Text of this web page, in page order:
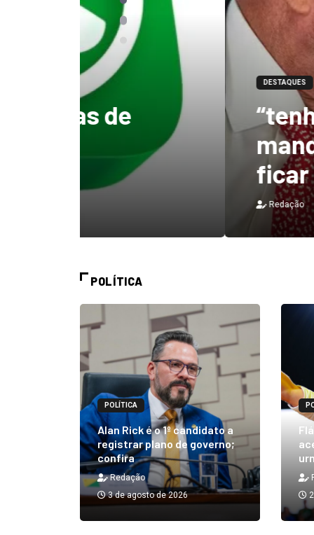
“tenho certeza
mandato, Lula
ficar no Senado”,
3 de agosto de 2026
POLÍTICA
POLÍTICA
Alan Rick é o 1º candidato a
registrar plano de governo;
confira
Redação
3 de agosto de 2026